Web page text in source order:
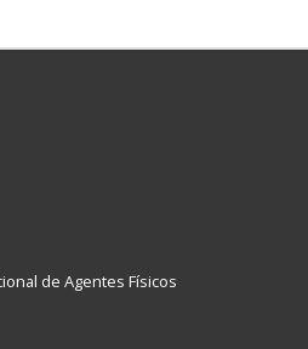
de Agentes Físicos